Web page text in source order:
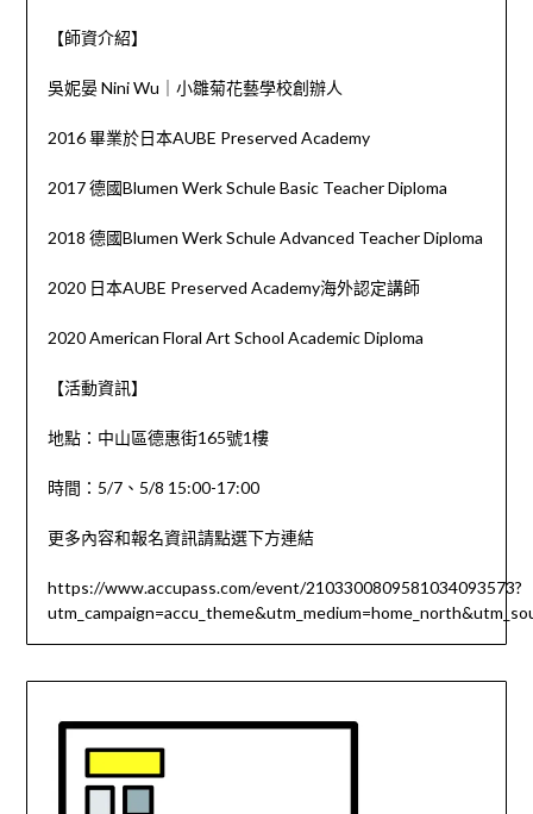
【師資介紹】
吳妮晏 Nini Wu｜小雛菊花藝學校創辦人
2016 畢業於日本AUBE Preserved Academy
2017 德國Blumen Werk Schule Basic Teacher Diploma
2018 德國Blumen Werk Schule Advanced Teacher Diploma
2020 日本AUBE Preserved Academy海外認定講師
2020 American Floral Art School Academic Diploma
【活動資訊】
地點：中山區德惠街165號1樓
時間：5/7、5/8 15:00-17:00
更多內容和報名資訊請點選下方連結
https://www.accupass.com/event/2103300809581034093573?